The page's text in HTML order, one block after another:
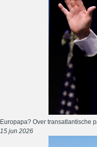
Europapa? Over transatlantische
15 jun 2026